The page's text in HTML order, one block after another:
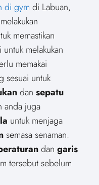
di gym di Labuan,
memastikan
untuk melakukan
memakai
sesuai untuk
dan sepatu
anda juga
untuk menjaga
semasa senaman.
dan garis
tersebut sebelum